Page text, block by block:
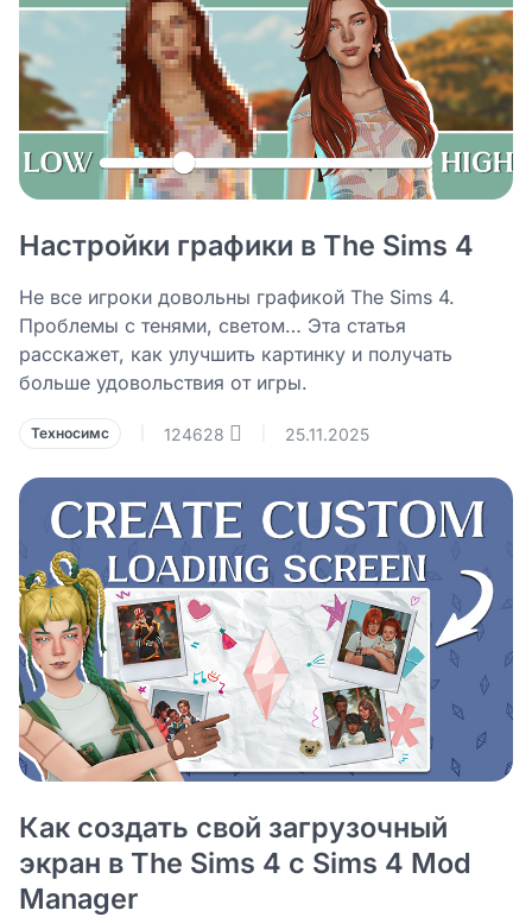
Настройки графики в The Sims 4
Не все игроки довольны графикой The Sims 4.
Проблемы с тенями, светом… Эта статья
расскажет, как улучшить картинку и получать
больше удовольствия от игры.
Техносимс 124628 25.11.2025
Как создать свой загрузочный
экран в The Sims 4 с Sims 4 Mod
Manager